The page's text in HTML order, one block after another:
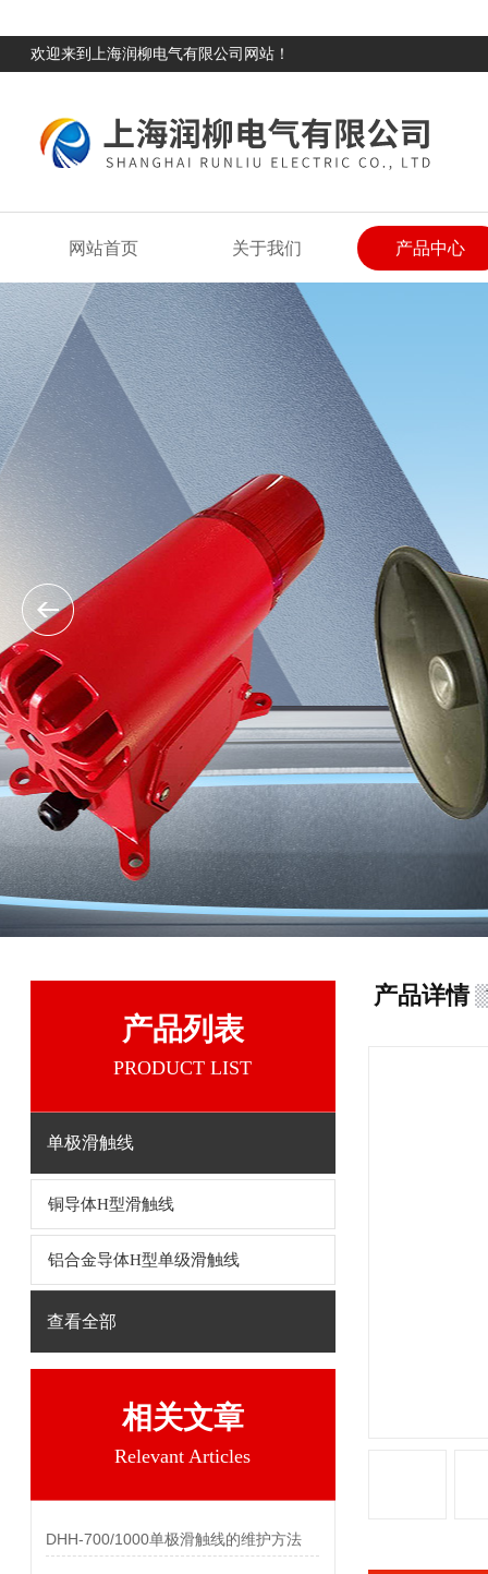
欢迎来到上海润柳电气有限公司网站！
网站首页 关于我们 产品中心
产品列表
PRODUCT LIST
单极滑触线
铜导体H型滑触线
铝合金导体H型单级滑触线
查看全部
相关文章
Relevant Articles
DHH-700/1000单极滑触线的维护方法
产品详情